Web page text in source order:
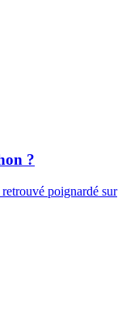
?
poignardé sur